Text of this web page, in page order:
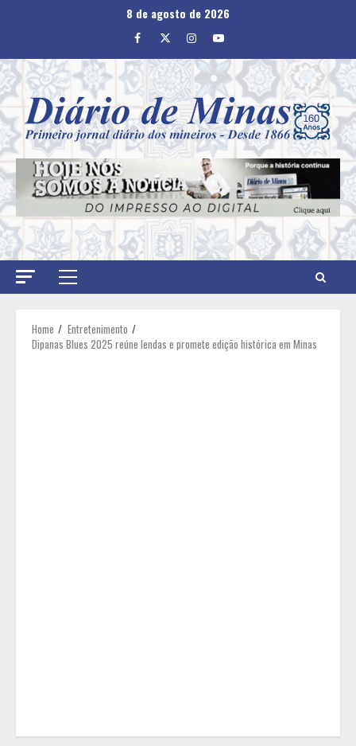
8 de agosto de 2026
Facebook
TwitterInstagram
Youtube
Primary
Home
Entretenimento
Dipanas Blues 2025 reúne lendas e promete edição histórica em Minas